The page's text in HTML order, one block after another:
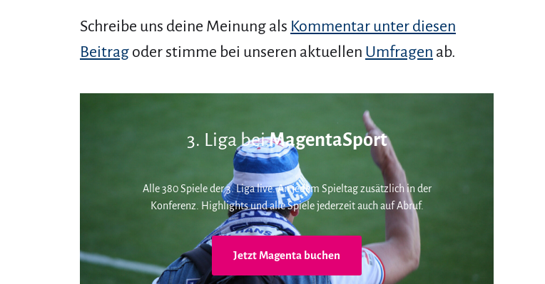
Schreibe uns deine Meinung als Kommentar unter diesen
Beitrag oder stimme bei unseren aktuellen Umfragen ab.
3. Liga beiMagentaSport
Alle 380 Spiele der 3. Liga live. An jedem Spieltag zusätzlich in der
Konferenz. Highlights und alle Spiele jederzeit auch auf Abruf.
Jetzt Magenta buchen